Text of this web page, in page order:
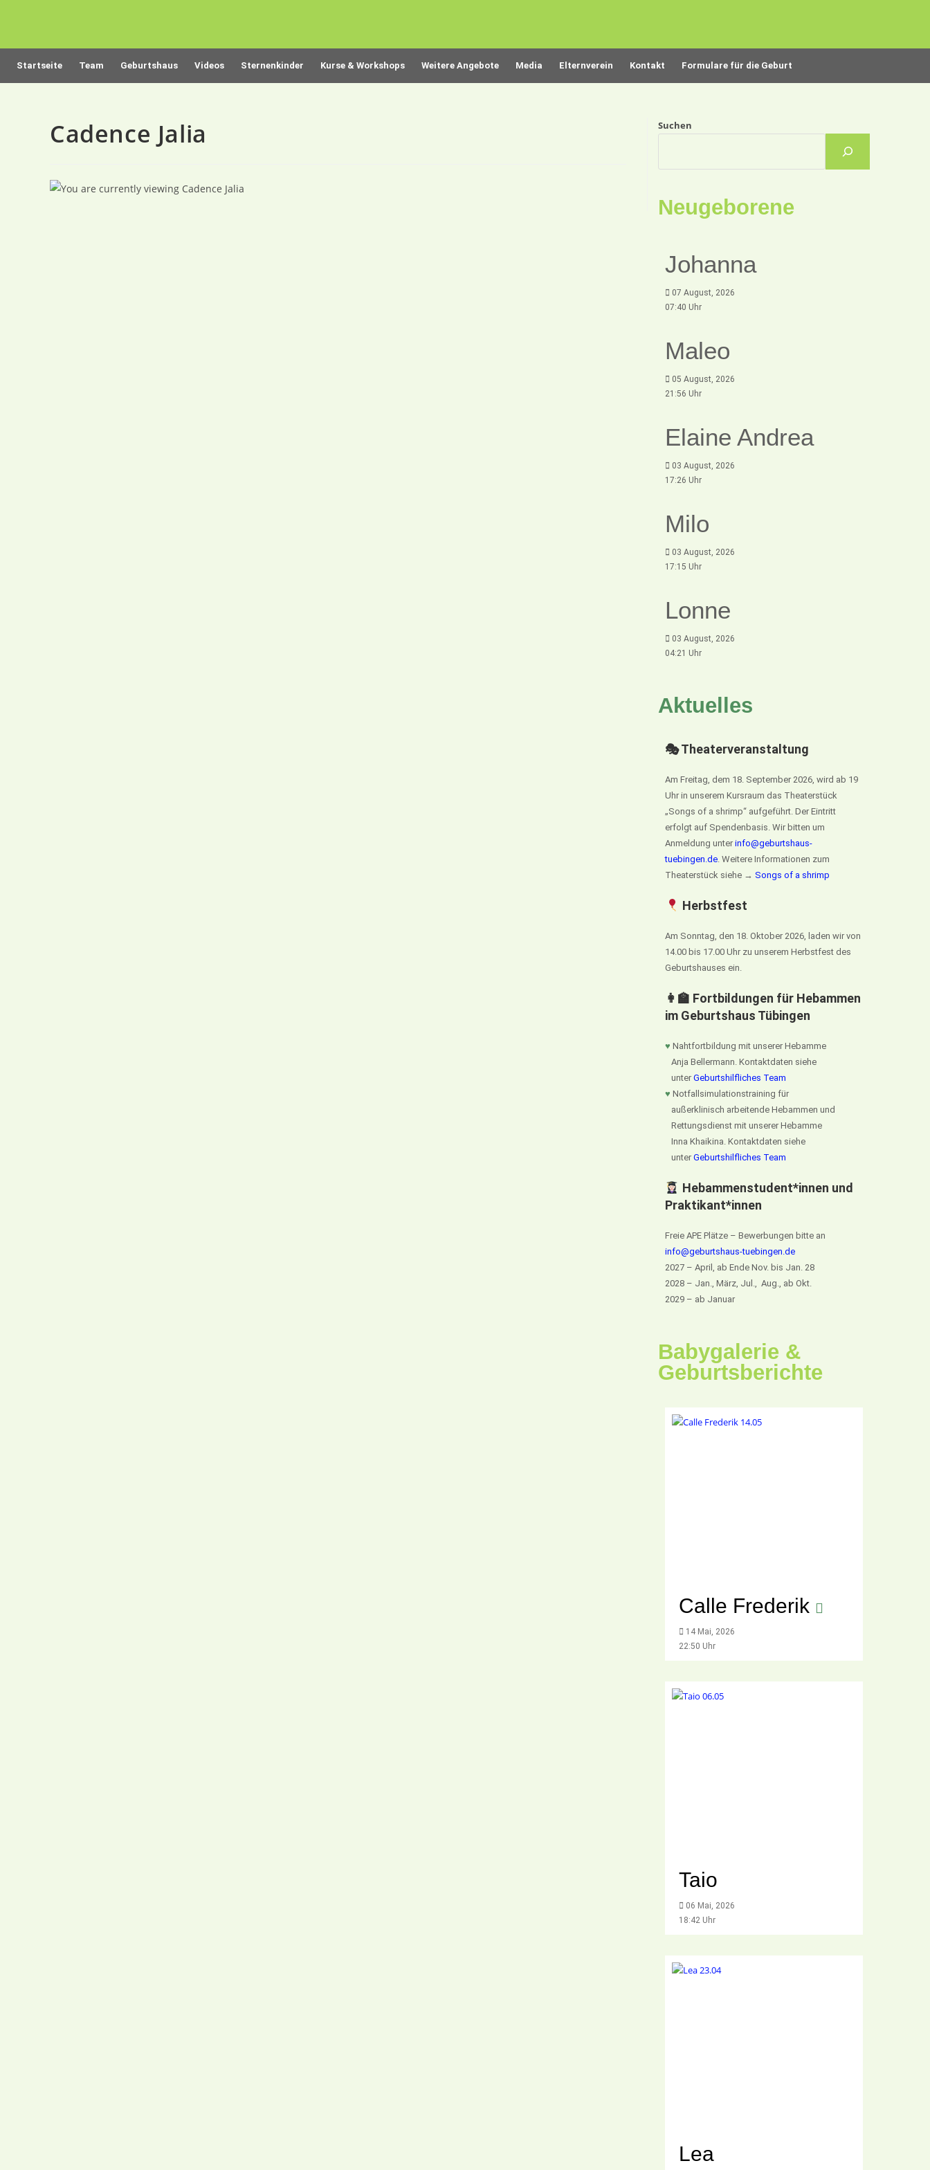
Startseite Team Geburtshaus Videos Sternenkinder Kurse & Workshops Weitere Angebote Media Elternverein Kontakt Formulare für die Geburt
Cadence Jalia Suchen
Neugeborene
Johanna
07 August, 2026
07:40 Uhr
Maleo
05 August, 2026
21:56 Uhr
Elaine Andrea
03 August, 2026
17:26 Uhr
Milo
03 August, 2026
17:15 Uhr
Lonne
03 August, 2026
04:21 Uhr
Aktuelles
🎭 Theaterveranstaltung
Am Freitag, dem 18. September 2026, wird ab 19
Uhr in unserem Kursraum das Theaterstück
„Songs of a shrimp“ aufgeführt. Der Eintritt
erfolgt auf Spendenbasis. Wir bitten um
Anmeldung unter info@geburtshaus-
tuebingen.de. Weitere Informationen zum
Theaterstück siehe → Songs of a shrimp
Herbstfest
Am Sonntag, den 18. Oktober 2026, laden wir von
14.00 bis 17.00 Uhr zu unserem Herbstfest des
Geburtshauses ein.
👩‍🏫 Fortbildungen für Hebammen
im Geburtshaus Tübingen
♥ Nahtfortbildung mit unserer Hebamme
Anja Bellermann. Kontaktdaten siehe
unter Geburtshilfliches Team
♥ Notfallsimulationstraining für
außerklinisch arbeitende Hebammen und
Rettungsdienst mit unserer Hebamme
Inna Khaikina. Kontaktdaten siehe
unter Geburtshilfliches Team
Hebammenstudent*innen und
Praktikant*innen
Freie APE Plätze – Bewerbungen bitte an
info@geburtshaus-tuebingen.de
2027 – April, ab Ende Nov. bis Jan. 28
2028 – Jan., März, Jul., Aug., ab Okt.
2029 – ab Januar
Babygalerie &
Geburtsberichte
Calle Frederik
14 Mai, 2026
22:50 Uhr
Taio
06 Mai, 2026
18:42 Uhr
Lea